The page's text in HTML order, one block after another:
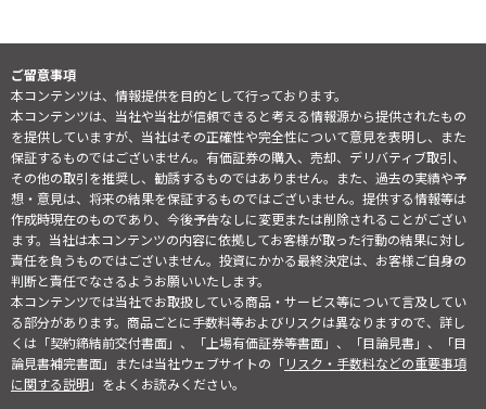
ご留意事項
本コンテンツは、情報提供を目的として行っております。
本コンテンツは、当社や当社が信頼できると考える情報源から提供されたもの
を提供していますが、当社はその正確性や完全性について意見を表明し、また
保証するものではございません。有価証券の購入、売却、デリバティブ取引、
その他の取引を推奨し、勧誘するものではありません。また、過去の実績や予
想・意見は、将来の結果を保証するものではございません。提供する情報等は
作成時現在のものであり、今後予告なしに変更または削除されることがござい
ます。当社は本コンテンツの内容に依拠してお客様が取った行動の結果に対し
責任を負うものではございません。投資にかかる最終決定は、お客様ご自身の
判断と責任でなさるようお願いいたします。
本コンテンツでは当社でお取扱している商品・サービス等について言及してい
る部分があります。商品ごとに手数料等およびリスクは異なりますので、詳し
くは「契約締結前交付書面」、「上場有価証券等書面」、「目論見書」、「目
論見書補完書面」または当社ウェブサイトの「リスク・手数料などの重要事項
に関する説明」をよくお読みください。